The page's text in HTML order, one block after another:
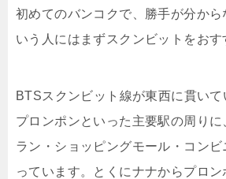
初めてのバンコクで、勝手が分から
いう人にはまずスクンビットをおす
BTSスクンビット線が東西に貫い
プロンポンといった主要駅の周りに
ラン・ショッピングモール・コンビ
っています。とくにナナからプロン